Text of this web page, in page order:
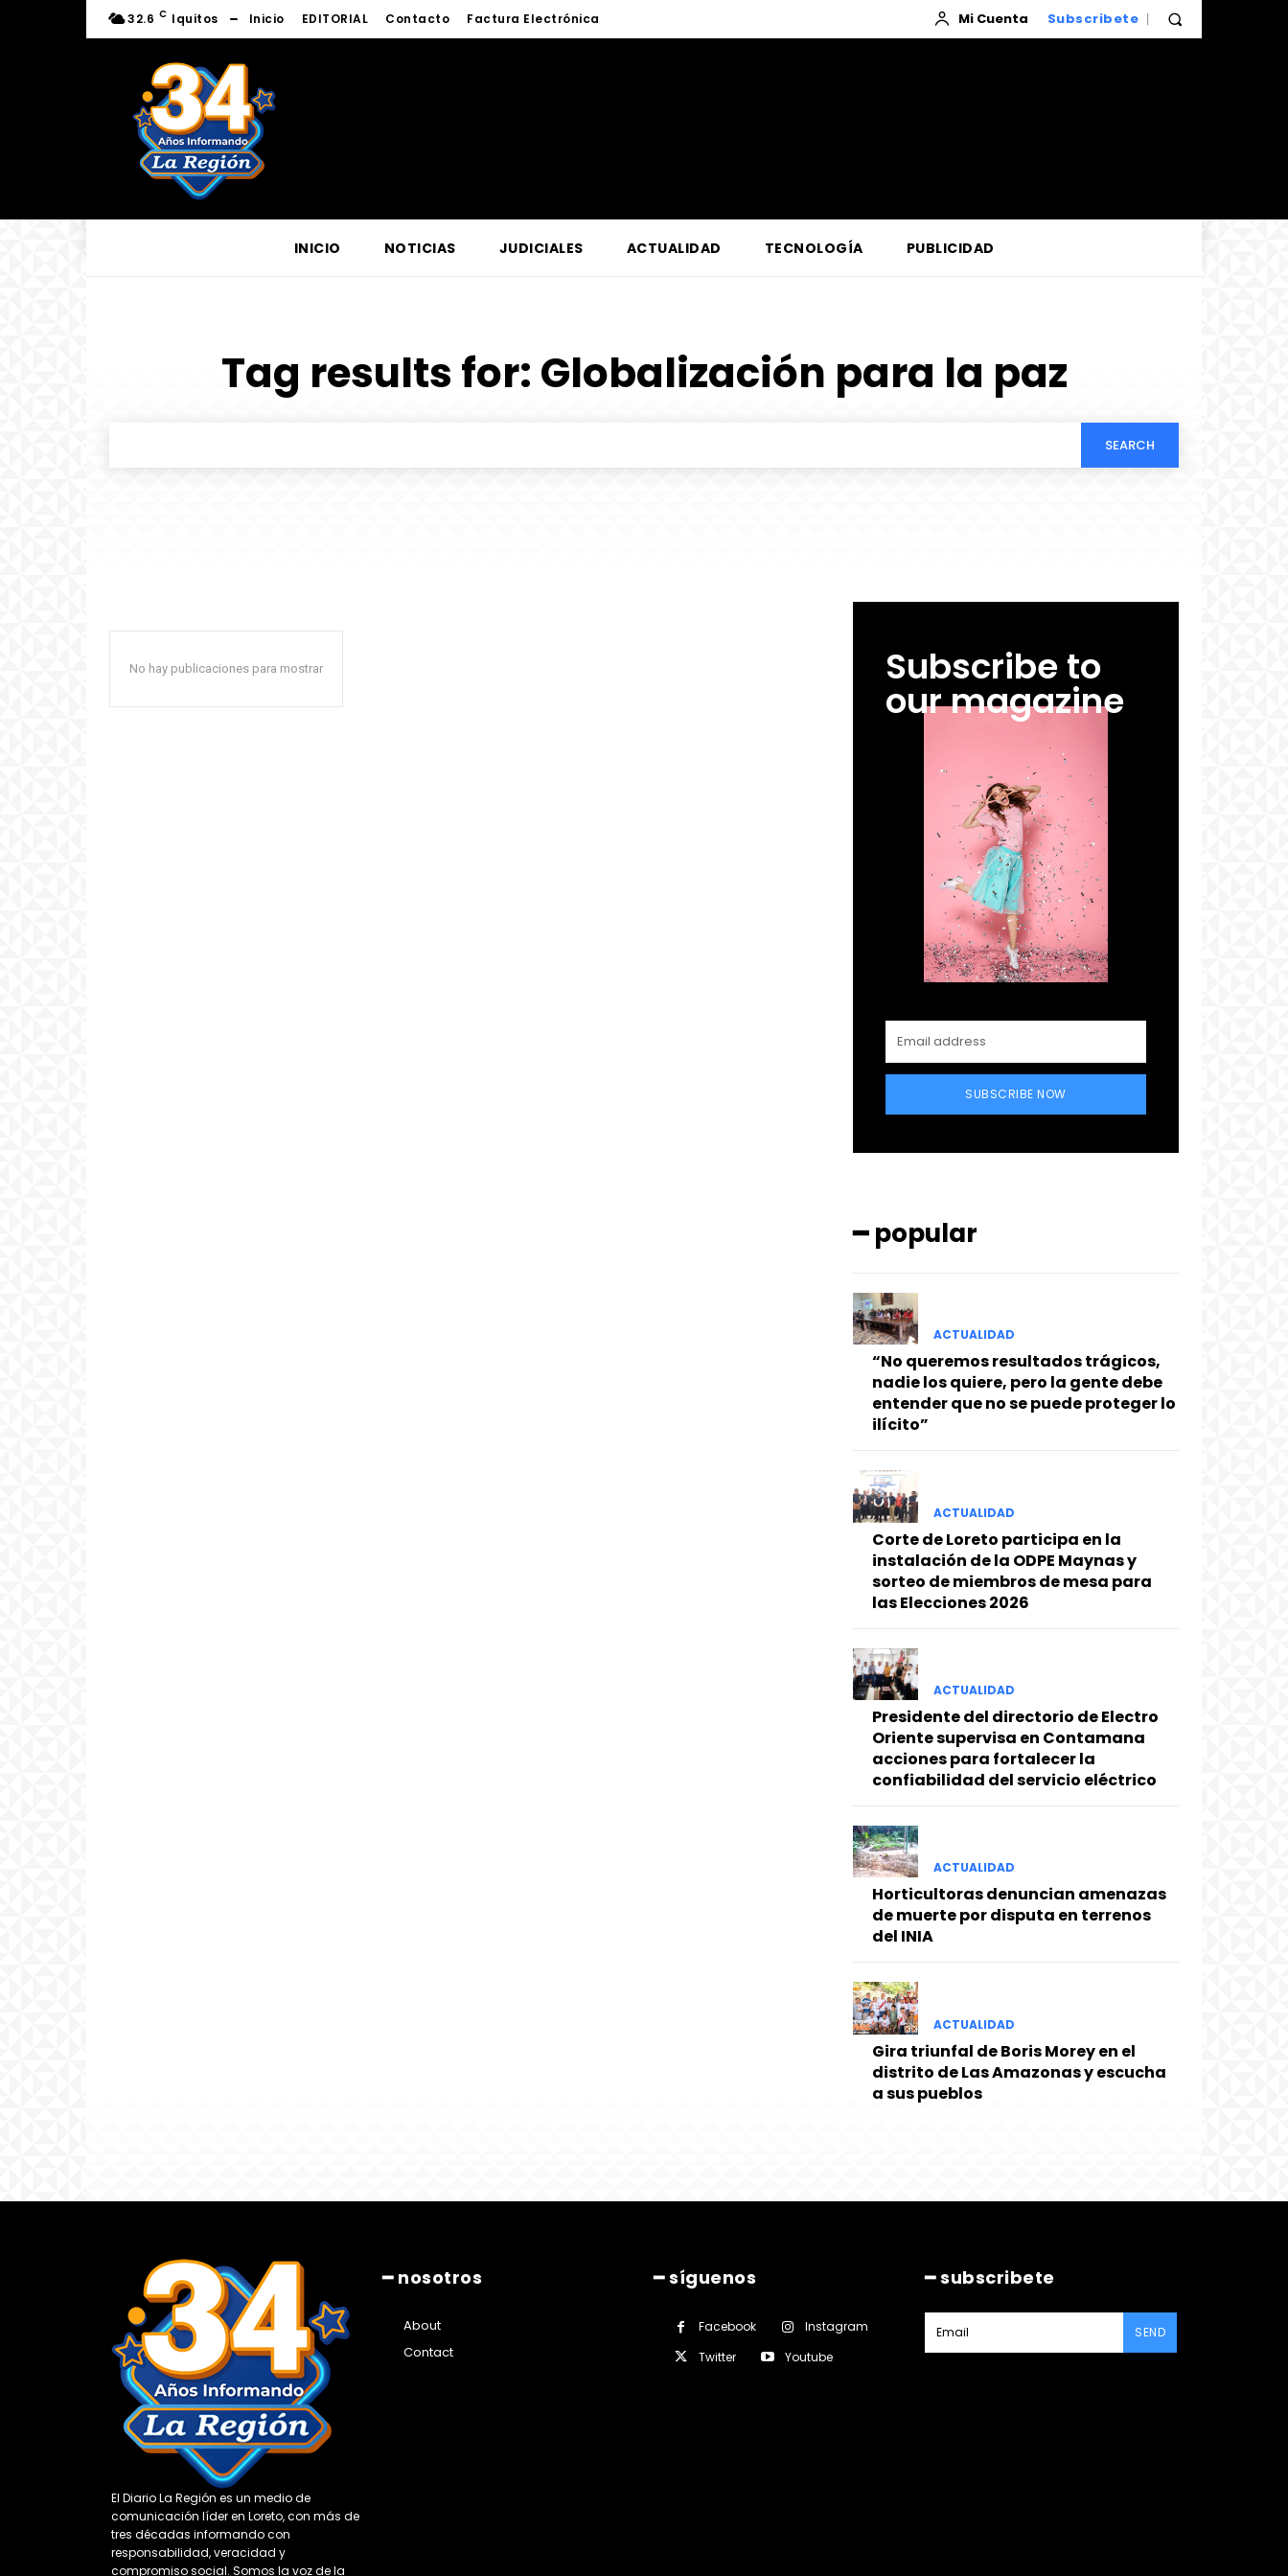
32.6 C Iquitos Inicio EDITORIAL Contacto Factura Electrónica Mi Cuenta Subscribete
INICIO NOTICIAS JUDICIALES ACTUALIDAD TECNOLOGÍA PUBLICIDAD
Tag results for: Globalización para la paz
SEARCH
No hay publicaciones para mostrar Subscribe to
our magazine
SUBSCRIBE NOW
━ popular
ACTUALIDAD
“No queremos resultados trágicos,
nadie los quiere, pero la gente debe
entender que no se puede proteger lo
ilícito”
ACTUALIDAD
Corte de Loreto participa en la
instalación de la ODPE Maynas y
sorteo de miembros de mesa para
las Elecciones 2026
ACTUALIDAD
Presidente del directorio de Electro
Oriente supervisa en Contamana
acciones para fortalecer la
confiabilidad del servicio eléctrico
ACTUALIDAD
Horticultoras denuncian amenazas
de muerte por disputa en terrenos
del INIA
ACTUALIDAD
Gira triunfal de Boris Morey en el
distrito de Las Amazonas y escucha
a sus pueblos
El Diario La Región es un medio de
comunicación líder en Loreto, con más de
tres décadas informando con
responsabilidad, veracidad y
compromiso social. Somos la voz de la
━ nosotros
About
Contact
━ síguenos
Facebook
Instagram
Twitter
Youtube
━ subscribete
SEND